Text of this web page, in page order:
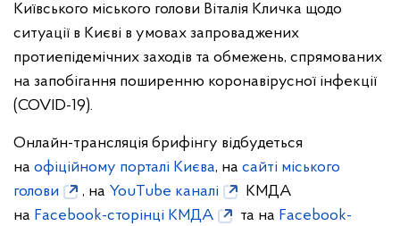
Київського міського голови Віталія Кличка щодо
ситуації в Києві в умовах запроваджених
протиепідемічних заходів та обмежень, спрямованих
на запобігання поширенню коронавірусної інфекції
(COVID-19).
Онлайн-трансляція брифінгу відбудеться
на офіційному порталі Києва, на сайті міського
голови
, на YouTube каналі
КМДА
на Facebook-cторінці КМДА та на Facebook-